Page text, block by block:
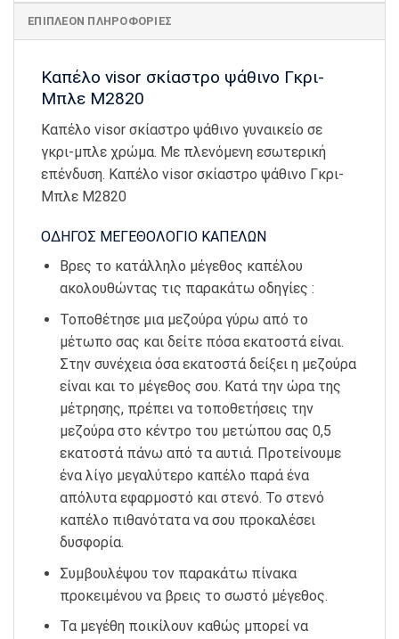
ΕΠΙΠΛΈΟΝ ΠΛΗΡΟΦΟΡΊΕΣ
Καπέλο visor σκίαστρο ψάθινο Γκρι-
Μπλε Μ2820
Καπέλο visor σκίαστρο ψάθινο γυναικείο σε
γκρι-μπλε χρώμα. Με πλενόμενη εσωτερική
επένδυση. Καπέλο visor σκίαστρο ψάθινο Γκρι-
Μπλε Μ2820
ΟΔΗΓΟΣ ΜΕΓΕΘΟΛΟΓΙΟ ΚΑΠΕΛΩΝ
Βρες το κατάλληλο μέγεθος καπέλου
ακολουθώντας τις παρακάτω οδηγίες :
Τοποθέτησε μια μεζούρα γύρω από το
μέτωπο σας και δείτε πόσα εκατοστά είναι.
Στην συνέχεια όσα εκατοστά δείξει η μεζούρα
είναι και το μέγεθος σου. Κατά την ώρα της
μέτρησης, πρέπει να τοποθετήσεις την
μεζούρα στο κέντρο του μετώπου σας 0,5
εκατοστά πάνω από τα αυτιά. Προτείνουμε
ένα λίγο μεγαλύτερο καπέλο παρά ένα
απόλυτα εφαρμοστό και στενό. Το στενό
καπέλο πιθανότατα να σου προκαλέσει
δυσφορία.
Συμβουλέψου τον παρακάτω πίνακα
προκειμένου να βρεις το σωστό μέγεθος.
Τα μεγέθη ποικίλουν καθώς μπορεί να